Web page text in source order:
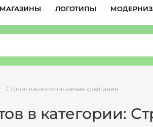
ЛОГОТИПЫ
Строительно-монтажная компания
в категории: